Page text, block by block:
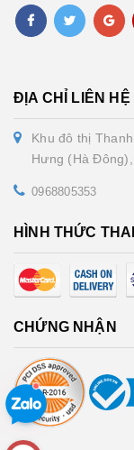
ĐỊA CHỈ LIÊN HỆ
Khu đô thị
Hưng (Hà
0968805353
HÌNH THỨC
CHỨNG NHẬN